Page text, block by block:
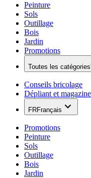
Peinture
Sols
Outillage
Bois
Jardin
Promotions
Toutes les catégories
Conseils bricolage
Dépliant et magazine
FRFrançais
Promotions
Peinture
Sols
Outillage
Bois
Jardin